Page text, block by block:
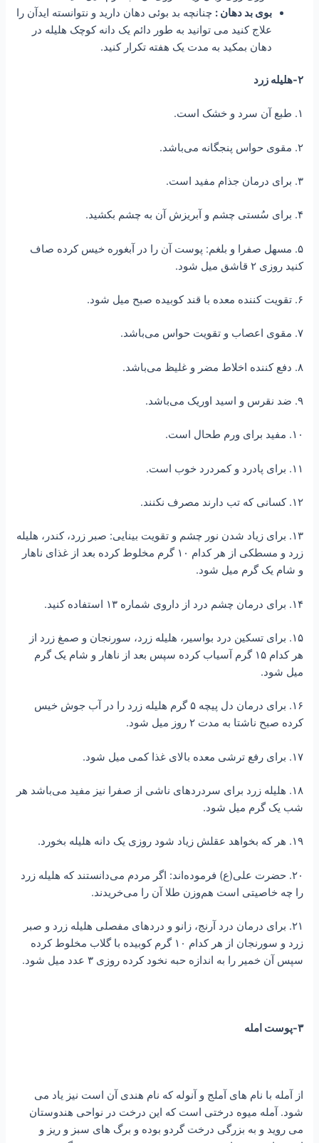
بوی بد دهان : چنانچه بد بوئی دهان دارید و نتوانسته ایدآن را
علاج کنید می توانید به طور دائم یک دانه کوچک هلیله در
دهان بمکید به مدت یک هفته تکرار کنید.
۲-هلیله زرد
۱. طبع آن سرد و خشک است.
۲. مقوی حواس پنجگانه می‌باشد.
۳. برای درمان جذام مفید است.
۴. برای سُستی چشم و آبریزش آن به چشم بکشید.
۵. مسهل صفرا و بلغم: پوست آن را در آبغوره خیس کرده صاف
کنید روزی ۲ قاشق میل شود.
۶. تقویت کننده معده با قند کوبیده صبح میل شود.
۷. مقوی اعصاب و تقویت حواس می‌باشد.
۸. دفع کننده اخلاط مضر و غلیظ می‌باشد.
۹. ضد نقرس و اسید اوریک می‌باشد.
۱۰. مفید برای ورم طحال است.
۱۱. برای پادرد و کمردرد خوب است.
۱۲. کسانی که تب دارند مصرف نکنند.
۱۳. برای زیاد شدن نور چشم و تقویت بینایی: صبر زرد، کندر، هلیله
زرد و مسطکی از هر کدام ۱۰ گرم مخلوط کرده بعد از غذای ناهار
و شام یک گرم میل شود.
۱۴. برای درمان چشم درد از داروی شماره ۱۳ استفاده کنید.
۱۵. برای تسکین درد بواسیر، هلیله زرد، سورنجان و صمغ زرد از
هر کدام ۱۵ گرم آسیاب کرده سپس بعد از ناهار و شام یک گرم
میل شود.
۱۶. برای درمان دل پیچه ۵ گرم هلیله زرد را در آب جوش خیس
کرده صبح ناشتا به مدت ۲ روز میل شود.
۱۷. برای رفع ترشی معده بالای غذا کمی میل شود.
۱۸. هلیله زرد برای سردردهای ناشی از صفرا نیز مفید می‌باشد هر
شب یک گرم میل شود.
۱۹. هر که بخواهد عقلش زیاد شود روزی یک دانه هلیله بخورد.
۲۰. حضرت علی(ع) فرموده‌اند: اگر مردم می‌دانستند که هلیله زرد
را چه خاصیتی است هم‌وزن طلا آن را می‌خریدند.
۲۱. برای درمان درد آرنج، زانو و دردهای مفصلی هلیله زرد و صبر
زرد و سورنجان از هر کدام ۱۰ گرم کوبیده با گلاب مخلوط کرده
سپس آن خمیر را به اندازه حبه نخود کرده روزی ۳ عدد میل شود.
۳-پوست امله
از آمله با نام های آملج و آنوله که نام هندی آن است نیز یاد می
شود. آمله میوه درختی است که این درخت در نواحی هندوستان
می روید و به بزرگی درخت گردو بوده و برگ های سبز و ریز و